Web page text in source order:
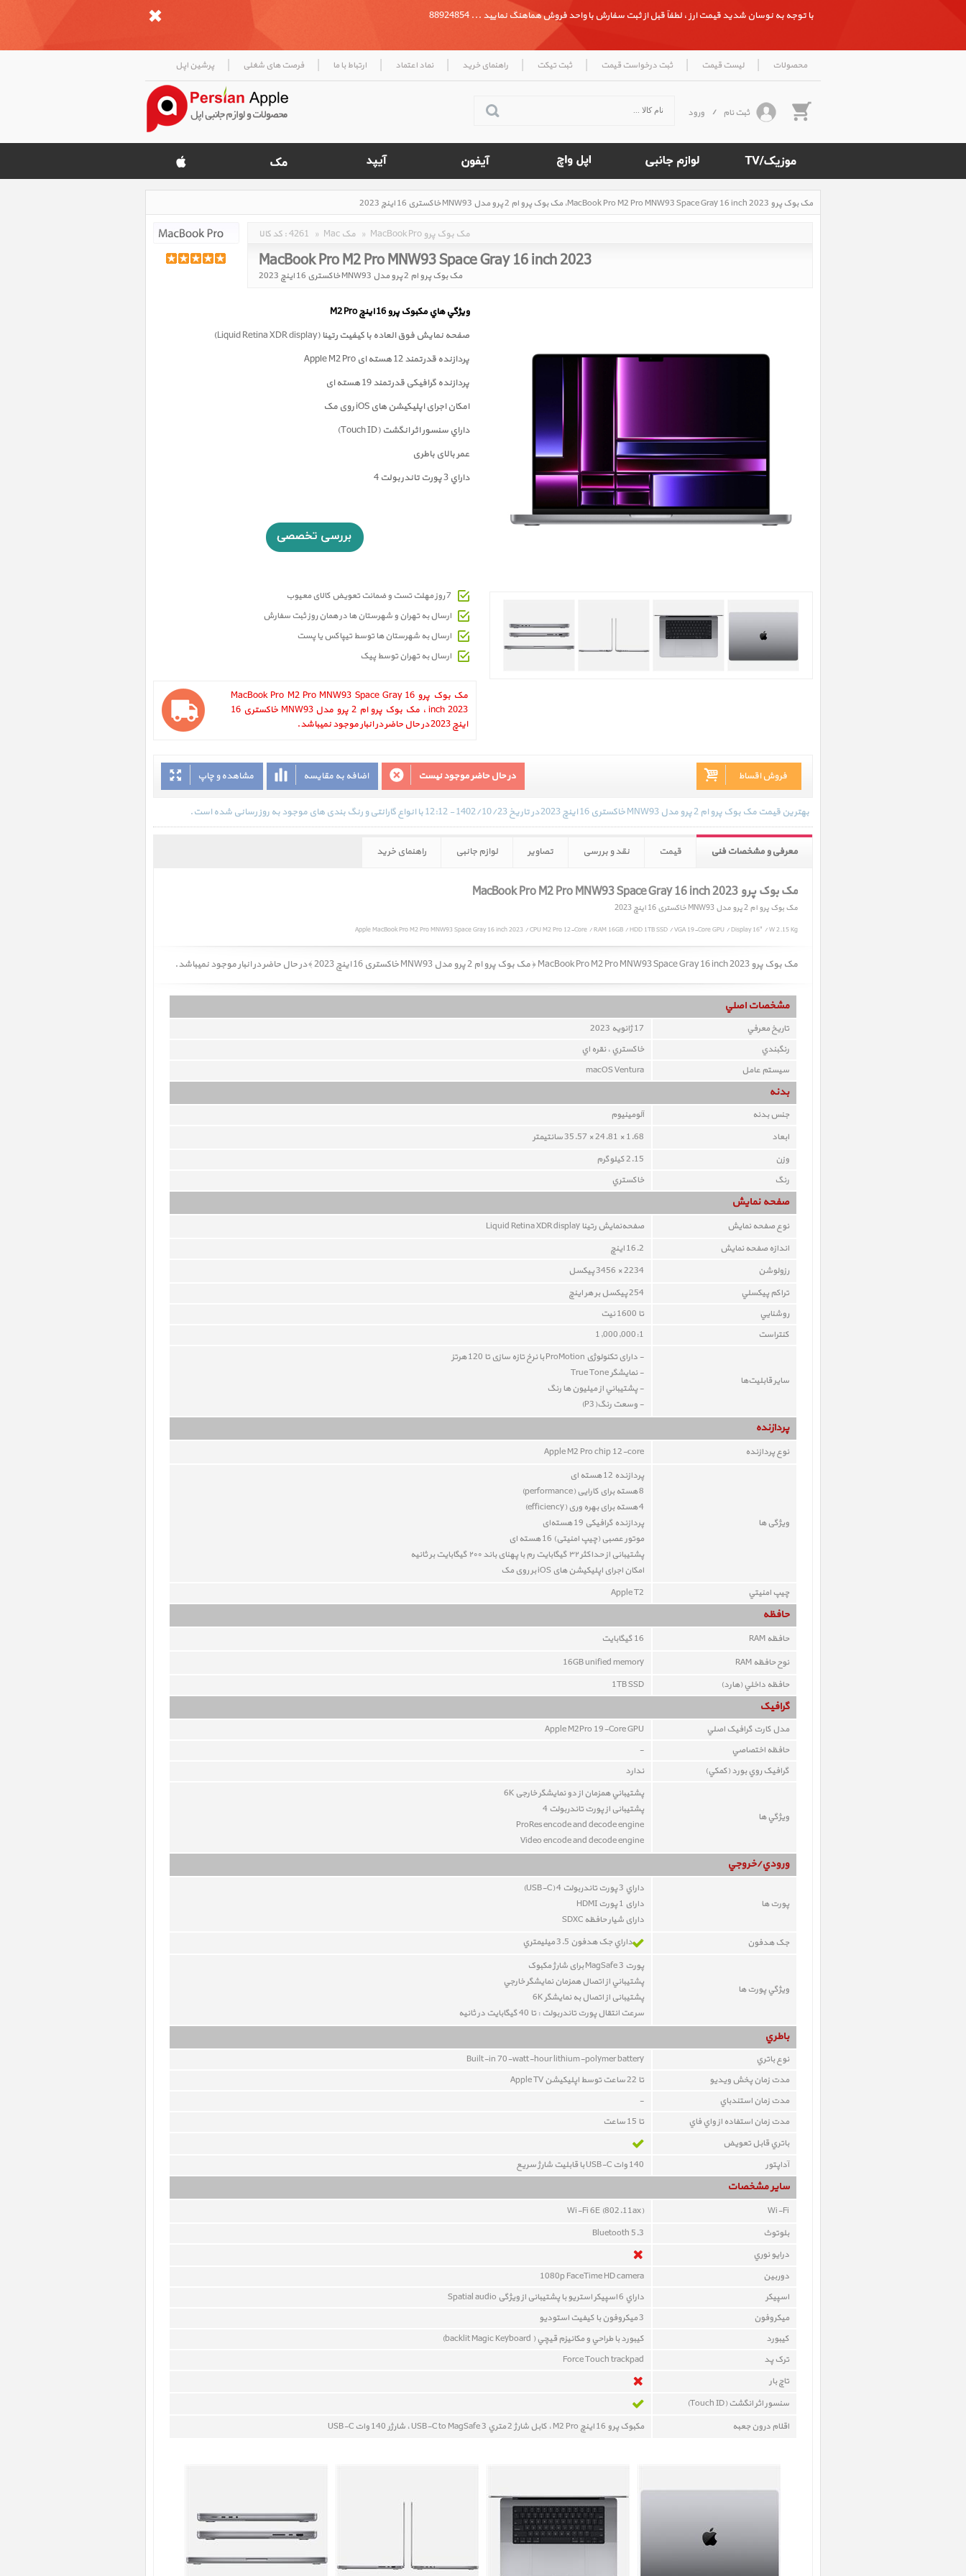
با توجه به نوسان شدید قیمت ارز ، لطفاً قبل از ثبت سفارش با واحد فروش هماهنگ نمایید ... 88924854
محصولات | لیست قیمت | ثبت درخواست قیمت | ثبت تیکت | راهنمای خرید | نماد اعتماد | ارتباط با ما | فرصت های شغلی | پرشین اپل
ثبت نام / ورود
مک بوک پرو MacBook Pro M2 Pro MNW93 Space Gray 16 inch 2023، مک بوک پرو ام 2 پرو مدل MNW93 خاکستری 16 اینچ 2023
Rated
کد کالا :4261 » Mac مک » MacBook Pro مک بوک پرو
MacBook Pro M2 Pro MNW93 Space Gray 16 inch 2023
مک بوک پرو ام 2 پرو مدل MNW93 خاکستری 16 اینچ 2023
ويژگي هاي مکبوک پرو 16 اينچ M2 Pro
صفحه نمايش فوق العاده با کيفيت رتينا (Liquid Retina XDR display
)
پردازنده قدرتمند 12 هسته ای Apple M2 Pro
پردازنده گرافیکی قدرتمند 19 هسته ای
امکان اجرای اپلیکیشن های iOS روی مک
داراي سنسور اثر انگشت (Touch ID)
عمر بالای باطری
داراي 3 پورت تاندربولت 4
7 روز مهلت تست و ضمانت تعویض کالای معیوب
ارسال به تهران و شهرستان ها در همان روز ثبت سفارش
ارسال به شهرستان ها توسط تیپاکس یا پست
ارسال به تهران توسط پیک
مک بوک پرو MacBook Pro M2 Pro MNW93 Space Gray 16
inch 2023 ، مک بوک پرو ام 2 پرو مدل MNW93 خاکستری 16
اینچ 2023 در حال حاضر در انبار موجود نمیباشد.
مشاهده و چاپ اضافه به مقایسه در حال حاضر موجود نیست فروش اقساط
بهترین قیمت مک بوک پرو ام 2 پرو مدل MNW93 خاکستری 16 اینچ 2023 در تاریخ 1402/10/23 - 12:12 با انواع گارانتی و رنگ بندی های موجود به روز رسانی شده است.
معرفی و مشخصات فنی قیمت نقد و بررسی تصاویر لوازم جانبی راهنمای خرید
مک بوک پرو MacBook Pro M2 Pro MNW93 Space Gray 16 inch 2023
مک بوک پرو ام 2 پرو مدل MNW93 خاکستری 16 اینچ 2023
Apple MacBook Pro M2 Pro MNW93 Space Gray 16 inch 2023 / CPU M2 Pro 12-Core / RAM 16GB / HDD 1TB SSD / VGA 19-Core GPU / Display 16" / W 2.15 Kg
مک بوک پرو MacBook Pro M2 Pro MNW93 Space Gray 16 inch 2023 ﴿ مک بوک پرو ام 2 پرو مدل MNW93 خاکستری 16 اینچ 2023 ﴾ در حال حاضر در انبار موجود نمیباشد.
مشخصات اصلي
تاريخ معرفي
17 ژانویه 2023
رنگبندي
خاکستري ، نقره اي
سيستم عامل
macOS Ventura
بدنه
جنس بدنه
آلومينيوم
ابعاد
1.68 × 24.81 × 35.57 سانتیمتر
وزن
2.15 کيلوگرم
رنگ
خاکستري
صفحه نمايش
نوع صفحه نمايش
صفحه‌نمايش رتينا Liquid Retina XDR display
اندازه صفحه نمايش
16.2 اينچ
رزولوشن
2234 × 3456 پيکسل
تراکم پيکسلي
254 پيکسل بر هر اينچ
روشنايي
تا 1600 نيت
کنتراست
1,000,000:1
ساير قابليت‌ها
- دارای تکنولوژی ProMotion با نرخ تازه سازی تا 120 هرتز
- نمايشگر True Tone
- پشتيباني از ميليون ها رنگ
- وسعت رنگ(P3)
پردازنده
نوع پردازنده Apple M2 Pro chip 12-core
ویژگی ها
پردازنده 12 هسته ای
8 هسته برای کارایی (performance)
4 هسته برای بهره وری (
efficiency
)
پردازنده گرافیکی 19هسته‌ای
موتور عصبی (چیپ امنیتی) 16 هسته ای
پشتیبانی از حداکثر۳۲ گیگابایت رم با پهنای باند۲۰۰ گیگابایت بر ثانیه
امکان اجرای اپلیکیشن های iOS بر روی مک
چيپ امنيتي
Apple T2
حافظه
حافظه RAM 16گيگابايت
نوح حافظه RAM
16GB unified memory
حافظه داخلي (هارد)
1TB SSD
گرافيک
مدل کارت گرافيک اصلي
Apple M2Pro 19-Core GPU
حافظه اختصاصي
-
گرافيک روي بورد (کمکي)
ندارد
ويژگي ها
پشتيباني همزمان از دو نمایشگر خارجی 6K
پشتیبانی از پورت تاندربولت 4
ProRes encode and decode engine
Video encode and decode engine
ورودي/خروجي
پورت ها
داراي 3 پورت تاندربولت 4 (USB-C)
دارای 1 پورت HDMI
دارای شیار حافظه SDXC
جک هدفون
داراي جک هدفون 3.5 ميليمتري
ويژگي پورت ها
پورت MagSafe 3 برای شارژ مکبوک
پشتيباني از اتصال همزمان نمايشگر خارجي
پشتیبانی از اتصال به نمایشگر 6K
سرعت انتقال پورت تاندربولت : تا 40 گيگابايت در ثانيه
باطري
نوع باتري
Built-in 70-watt-hour lithium-polymer battery
مدت زمان پخش ويديو
تا 22 ساعت توسط اپليکيشن Apple TV
مدت زمان استندباي
-
مدت زمان استفاده از واي فاي
تا 15 ساعت
باتري قابل تعويض
آداپتور
140 وات USB-C با قابلیت شارژ سریع
ساير مشخصات
Wi-Fi
Wi-Fi 6E (802.11ax)
بلوتوث
Bluetooth 5.3
درايو نوري
دوربين
1080p FaceTime HD camera
اسپيکر
داراي 6 اسپيکر استريو با پشتیبانی از ویژگی Spatial audio
میکروفون
3 میکروفون با کیفیت استودیو
کيبورد
کيبورد با طراحي و مکانيزم قيچي ( backlit Magic Keyboard)
ترک پد
Force Touch trackpad
تاچ بار
سنسور اثر انگشت (Touch ID)
اقلام درون جعبه
مکبوک پرو 16 اينچ M2 Pro ، کابل شارژ 2 متري ، شارژر 140 وات USB-C